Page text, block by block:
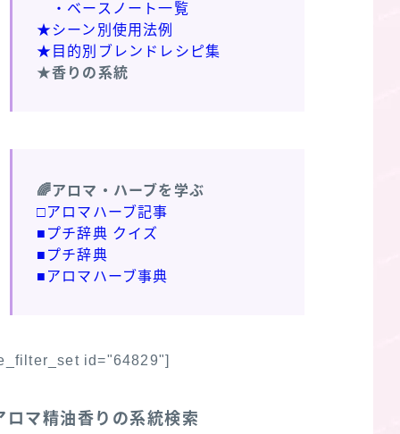
・ベースノート一覧
★シーン別使用法例
★目的別ブレンドレシピ集
★香りの系統
🌈アロマ・ハーブを学ぶ
□アロマハーブ記事
■プチ辞典 クイズ
■プチ辞典
■アロマハーブ事典
id="64829"]
ロマ精油香りの系統検索